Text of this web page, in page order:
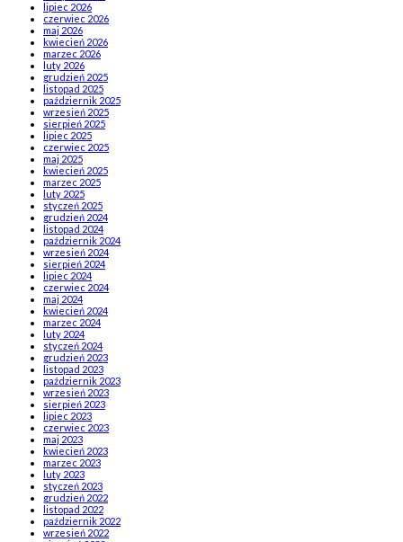
lipiec 2026
czerwiec 2026
maj 2026
kwiecień 2026
marzec 2026
luty 2026
grudzień 2025
listopad 2025
październik 2025
wrzesień 2025
sierpień 2025
lipiec 2025
czerwiec 2025
maj 2025
kwiecień 2025
marzec 2025
luty 2025
styczeń 2025
grudzień 2024
listopad 2024
październik 2024
wrzesień 2024
sierpień 2024
lipiec 2024
czerwiec 2024
maj 2024
kwiecień 2024
marzec 2024
luty 2024
styczeń 2024
grudzień 2023
listopad 2023
październik 2023
wrzesień 2023
sierpień 2023
lipiec 2023
czerwiec 2023
maj 2023
kwiecień 2023
marzec 2023
luty 2023
styczeń 2023
grudzień 2022
listopad 2022
październik 2022
wrzesień 2022